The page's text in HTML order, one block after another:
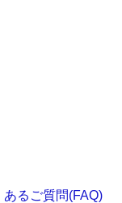
あるご質問(FAQ)